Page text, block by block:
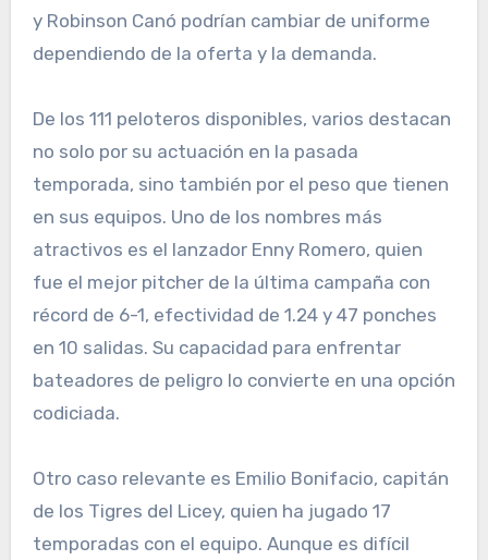
y Robinson Canó podrían cambiar de uniforme
dependiendo de la oferta y la demanda.
De los 111 peloteros disponibles, varios destacan
no solo por su actuación en la pasada
temporada, sino también por el peso que tienen
en sus equipos. Uno de los nombres más
atractivos es el lanzador Enny Romero, quien
fue el mejor pitcher de la última campaña con
récord de 6-1, efectividad de 1.24 y 47 ponches
en 10 salidas. Su capacidad para enfrentar
bateadores de peligro lo convierte en una opción
codiciada.
Otro caso relevante es Emilio Bonifacio, capitán
de los Tigres del Licey, quien ha jugado 17
temporadas con el equipo. Aunque es difícil